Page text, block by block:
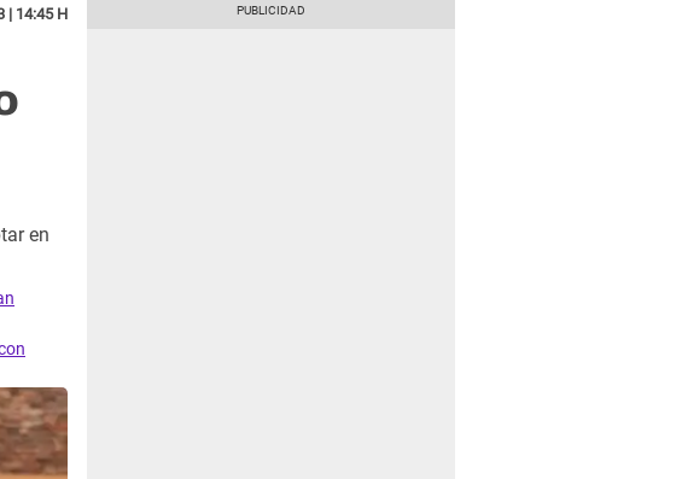
| 14:45 H
en